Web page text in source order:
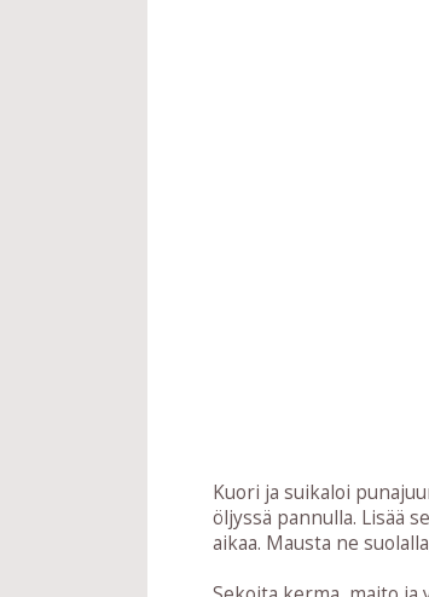
Kuori ja suikaloi
öljyssä pannulla. Lisää
aikaa. Mausta ne